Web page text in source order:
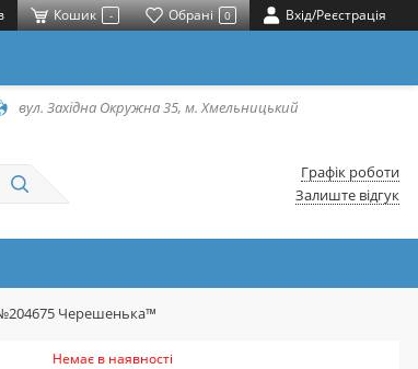
Кошик - Обрані 0 Вхід/Реєстрація
вул. Західна Окружна 35, м. Хмельницький
Графік роботи
Залиште відгук
№204675 Черешенька™
Немає в наявності